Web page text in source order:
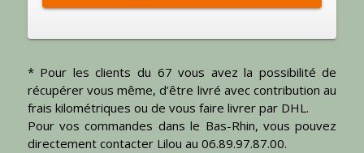
* Pour les clients du 67 vous avez la possibilité de
récupérer vous même, d’être livré avec contribution au
frais kilométriques ou de vous faire livrer par DHL.
Pour vos commandes dans le Bas-Rhin, vous pouvez
directement contacter Lilou au 06.89.97.87.00.